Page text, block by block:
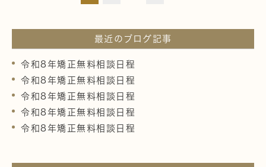
最近のブログ記事
令和8年矯正無料相談日程
令和8年矯正無料相談日程
令和8年矯正無料相談日程
令和8年矯正無料相談日程
令和8年矯正無料相談日程